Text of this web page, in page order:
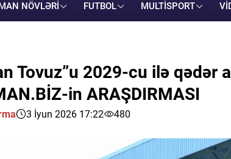
NÖVLƏRI FUTBOL MULTISPORT
Tovuz”u 2029-cu ilə
in ARAŞDIRMASI
3 İyun 2026 17:22 480